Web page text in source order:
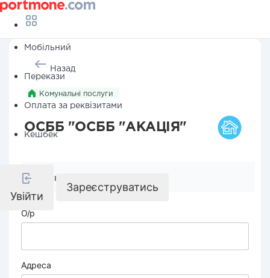
Мобільний
Перекази
Оплата за реквізитами
Кешбек
Увійти
Зареєструватись
Назад
Комунальні послуги
ОСББ "ОСББ "АКАЦІЯ"
Реквізити компанії
О/р
Адреса